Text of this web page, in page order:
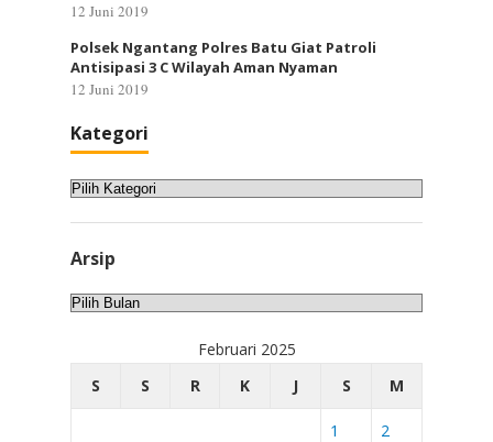
12 Juni 2019
Polsek Ngantang Polres Batu Giat Patroli
Antisipasi 3 C Wilayah Aman Nyaman
12 Juni 2019
Kategori
Kategori
Arsip
Arsip
Februari 2025
S
S R K J S M
1 2